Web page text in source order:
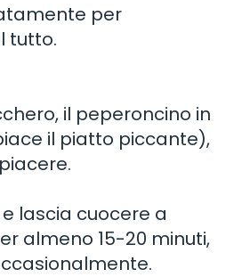
per
tutto.
il peperoncino in
il piatto piccante),
lascia cuocere a
almeno 15-20 minuti,